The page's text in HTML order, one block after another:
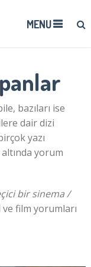
MENU
bazıları ise
dair dizi
yazı
yorum
bir sinema /
film yorumları